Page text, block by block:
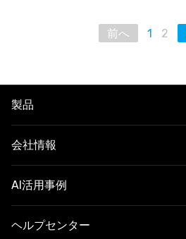
前へ 1 2
製品
会社情報
AI活用事例
ヘルプセンター